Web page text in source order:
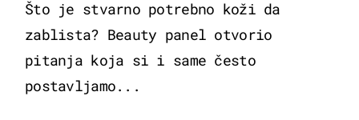
Što je stvarno potrebno koži da
zablista? Beauty panel otvorio
pitanja koja si i same često
postavljamo...